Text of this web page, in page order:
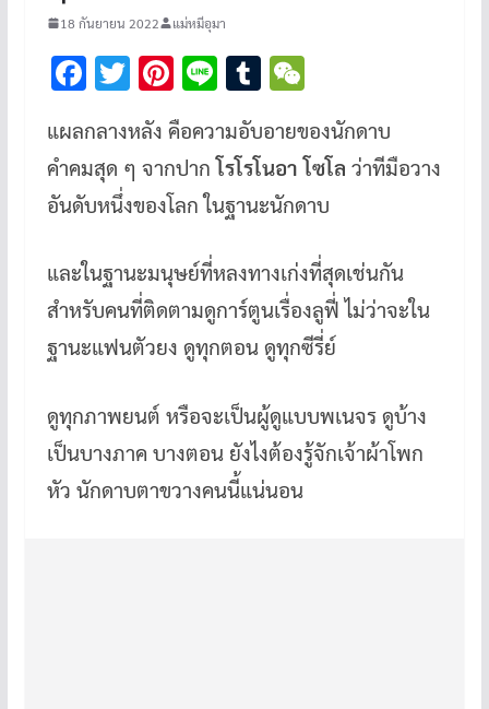
18 กันยายน 2022 แม่หมีอุมา
F
e
b
o
k
T
tt
er
Pi
nt
er
es
t
Li
e
T
m
bl
r
W
C
h
at
แผลกลางหลัง คือความอับอายของนักดาบ
คำคมสุด ๆ จากปากโรโรโนอา โซโล ว่าทีมือวาง
อันดับหนึ่งของโลก ในฐานะนักดาบ
และในฐานะมนุษย์ที่หลงทางเก่งที่สุดเช่นกัน
สำหรับคนที่ติดตามดูการ์ตูนเรื่องลูฟี่ ไม่ว่าจะใน
ฐานะแฟนตัวยง ดูทุกตอน ดูทุกซีรี่ย์
ดูทุกภาพยนต์ หรือจะเป็นผู้ดูแบบพเนจร ดูบ้าง
เป็นบางภาค บางตอน ยังไงต้องรู้จักเจ้าผ้าโพก
หัว นักดาบตาขวางคนนี้แน่นอน